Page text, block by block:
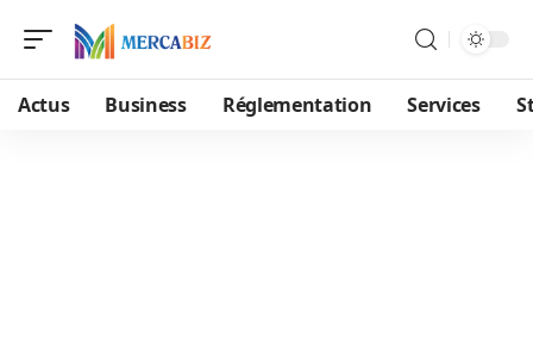
Actus Business Réglementation Services